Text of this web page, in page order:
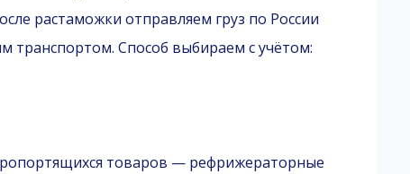
растаможки отправляем груз по России
Способ выбираем с учётом:
товаров — рефрижераторные